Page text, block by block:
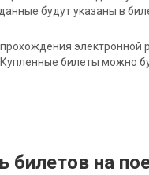
будут указаны в
электронной
билеты можно
билетов на